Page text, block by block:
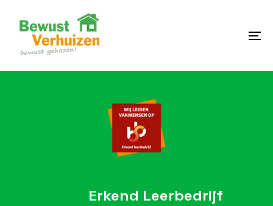
content
Erkend Leerbedrijf